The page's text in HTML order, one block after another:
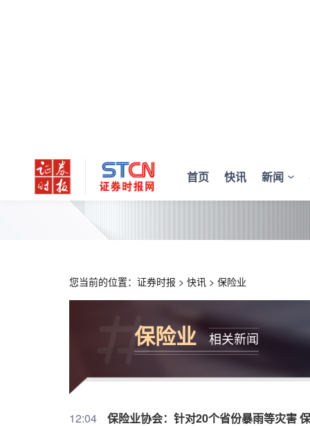
首页 快讯 新闻
您当前的位置： 证券时报 > 快讯 > 保险业
保险业 相关新闻
12:04 保险业协会：针对20个省份暴雨等灾害